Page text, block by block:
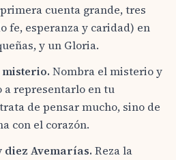
cuenta grande, tres
fe, esperanza y caridad) en
y un Gloria.
Nombra el misterio y
a representarlo en tu
de pensar mucho, sino de
con el corazón.
Avemarías. Reza la